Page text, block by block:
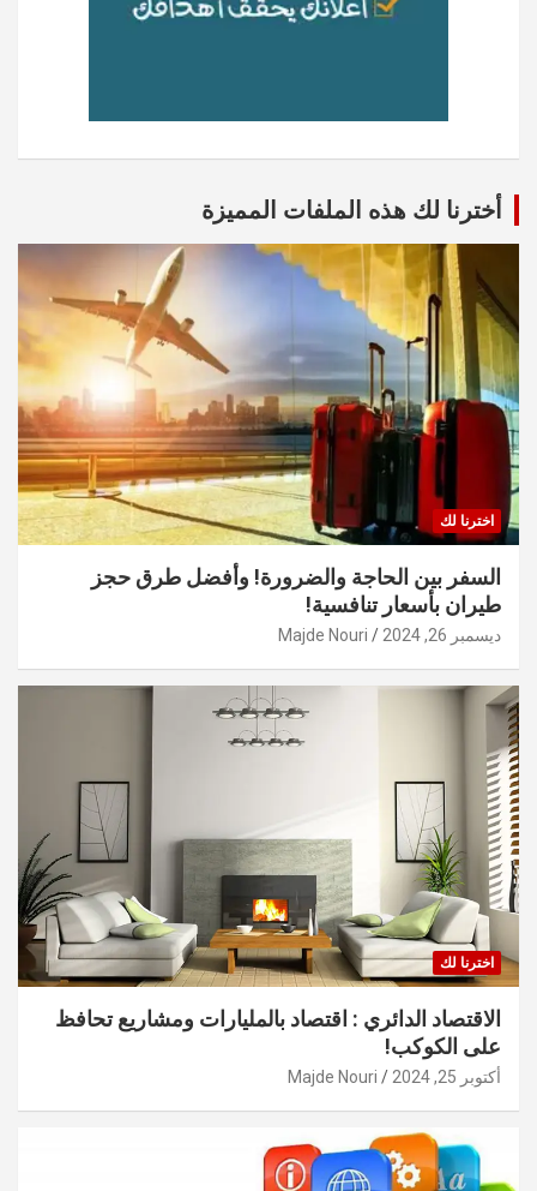
أخترنا لك هذه الملفات المميزة
اخترنا لك
السفر بين الحاجة والضرورة! وأفضل طرق حجز
طيران بأسعار تنافسية!
ديسمبر 26, 2024 Majde Nouri
اخترنا لك
الاقتصاد الدائري : اقتصاد بالمليارات ومشاريع تحافظ
على الكوكب!
أكتوبر 25, 2024 Majde Nouri